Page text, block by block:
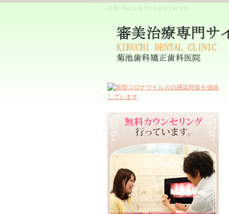
口臭が気になる方にもおすすめです